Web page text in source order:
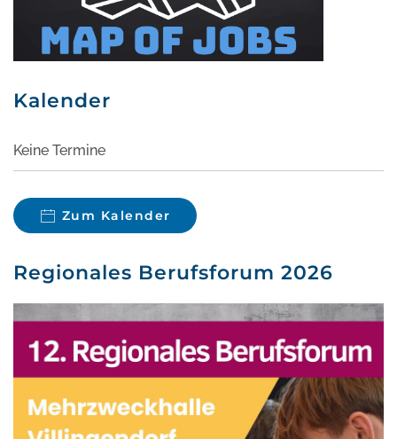
Kalender
Keine Termine
Zum Kalender
Regionales Berufsforum 2026